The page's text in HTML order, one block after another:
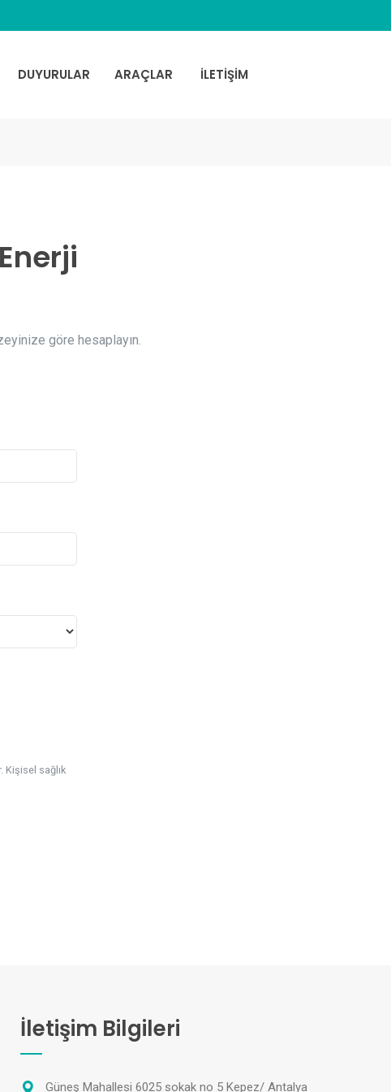
DUYURULAR ARAÇLAR İLETİŞİM
göre hesaplayın.
Kişisel sağlık
İletişim Bilgileri
Güneş Mahallesi 6025 sokak no 5 Kepez/ Antalya